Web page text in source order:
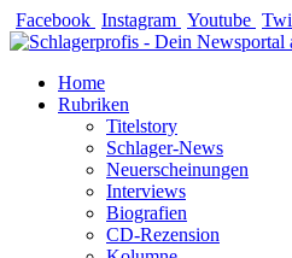
Zum
Inhalt
Facebook Instagram Youtube
Home
Rubriken
Titelstory
Schlager-News
Neuerscheinungen
Interviews
Biografien
CD-Rezension